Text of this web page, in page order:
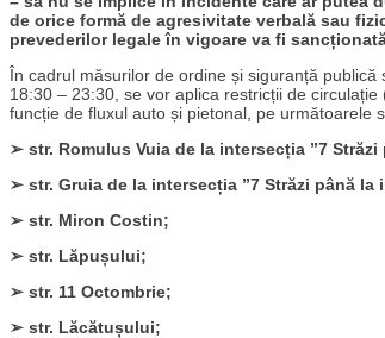
de orice formă de agresivitate verbală sau
prevederilor legale în vigoare va fi
În cadrul măsurilor de ordine și siguranță
18:30 – 23:30, se vor aplica restricții de
funcție de fluxul auto și pietonal, pe următoarele
➢ str. Romulus Vuia de la intersecția ”7
➢ str. Gruia de la intersecția ”7 Străzi până la
➢ str. Miron Costin;
➢ str. Lăpușului;
➢ str. 11 Octombrie;
➢ str. Lăcătușului;